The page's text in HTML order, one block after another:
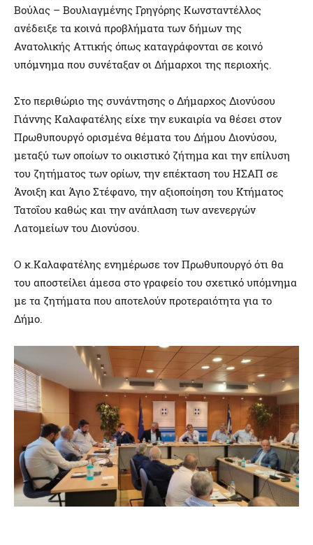
Βούλας – Βουλιαγμένης Γρηγόρης Κωνσταντέλλος
ανέδειξε τα κοινά προβλήματα των δήμων της
Ανατολικής Αττικής όπως καταγράφονται σε κοινό
υπόμνημα που συνέταξαν οι Δήμαρχοι της περιοχής.
Στο περιθώριο της συνάντησης ο Δήμαρχος Διονύσου
Γιάννης Καλαφατέλης είχε την ευκαιρία να θέσει στον
Πρωθυπουργό ορισμένα θέματα του Δήμου Διονύσου,
μεταξύ των οποίων το οικιστικό ζήτημα και την επίλυση
του ζητήματος των ορίων, την επέκταση του ΗΣΑΠ σε
Άνοιξη και Άγιο Στέφανο, την αξιοποίηση του Κτήματος
Τατοΐου καθώς και την ανάπλαση των ανενεργών
Λατομείων του Διονύσου.
Ο κ.Καλαφατέλης ενημέρωσε τον Πρωθυπουργό ότι θα
του αποστείλει άμεσα στο γραφείο του σχετικό υπόμνημα
με τα ζητήματα που αποτελούν προτεραιότητα για το
Δήμο.